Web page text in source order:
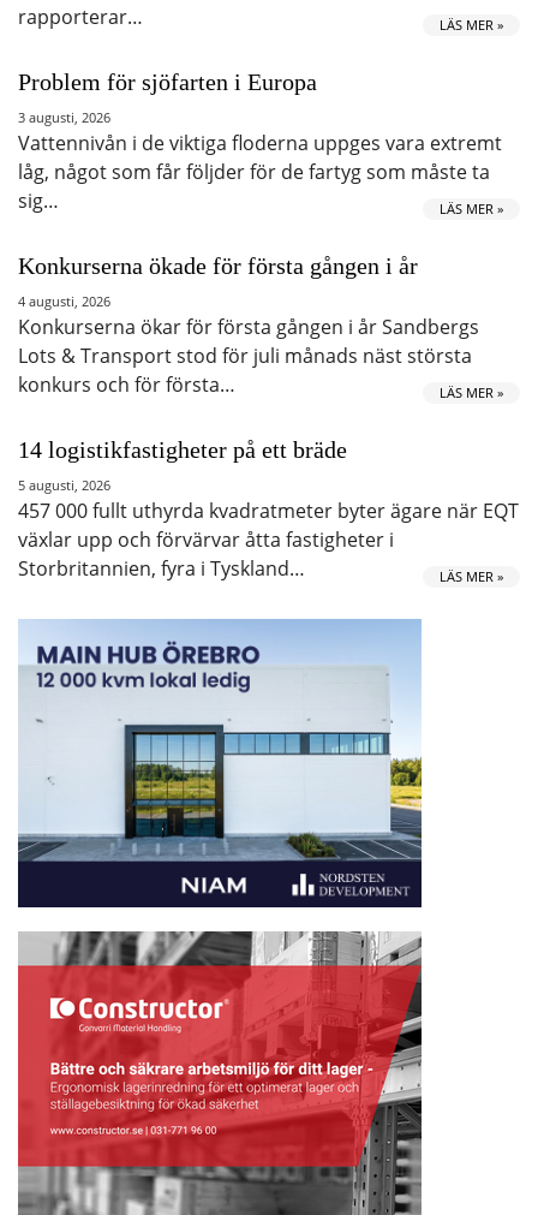
rapporterar…
LÄS MER »
Problem för sjöfarten i Europa
3 augusti, 2026
Vattennivån i de viktiga floderna uppges vara extremt
låg, något som får följder för de fartyg som måste ta
sig…
LÄS MER »
Konkurserna ökade för första gången i år
4 augusti, 2026
Konkurserna ökar för första gången i år Sandbergs
Lots & Transport stod för juli månads näst största
konkurs och för första…
LÄS MER »
14 logistikfastigheter på ett bräde
5 augusti, 2026
457 000 fullt uthyrda kvadratmeter byter ägare när EQT
växlar upp och förvärvar åtta fastigheter i
Storbritannien, fyra i Tyskland…
LÄS MER »